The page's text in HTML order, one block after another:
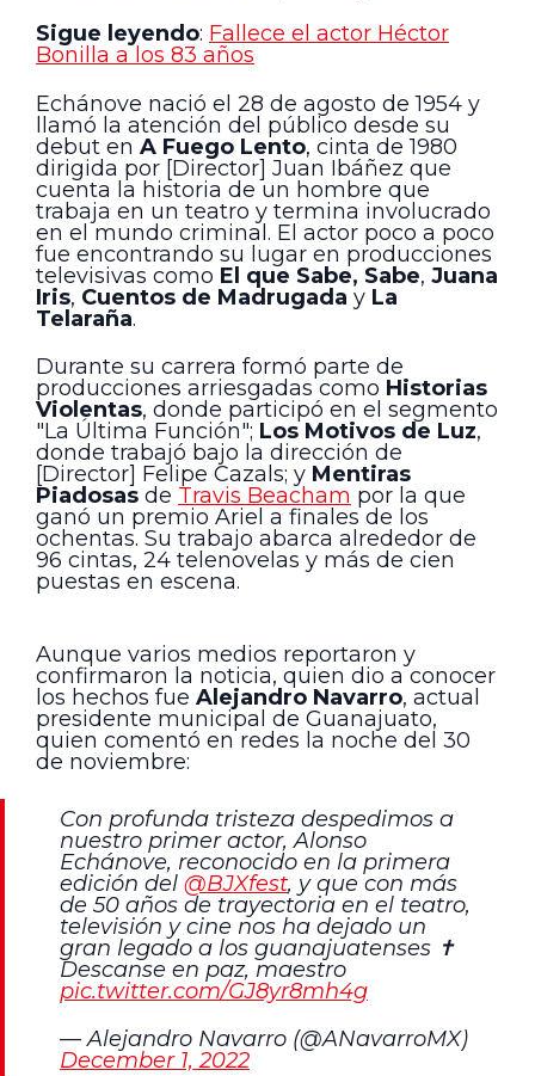
Sigue leyendo: Fallece el actor Héctor
Bonilla a los 83 años
Echánove nació el 28 de agosto de 1954 y
llamó la atención del público desde su
debut en A Fuego Lento, cinta de 1980
dirigida por [Director] Juan Ibáñez que
cuenta la historia de un hombre que
trabaja en un teatro y termina involucrado
en el mundo criminal. El actor poco a poco
fue encontrando su lugar en producciones
televisivas como El que Sabe, Sabe, Juana
Iris, Cuentos de Madrugada y La
Telaraña.
Durante su carrera formó parte de
producciones arriesgadas como Historias
Violentas, donde participó en el segmento
"La Última Función"; Los Motivos de Luz,
donde trabajó bajo la dirección de
[Director] Felipe Cazals; y Mentiras
Piadosas de Travis Beacham por la que
ganó un premio Ariel a finales de los
ochentas. Su trabajo abarca alrededor de
96 cintas, 24 telenovelas y más de cien
puestas en escena.
Aunque varios medios reportaron y
confirmaron la noticia, quien dio a conocer
los hechos fue Alejandro Navarro, actual
presidente municipal de Guanajuato,
quien comentó en redes la noche del 30
de noviembre:
Con profunda tristeza despedimos a
nuestro primer actor, Alonso
Echánove, reconocido en la primera
edición del @BJXfest, y que con más
de 50 años de trayectoria en el teatro,
televisión y cine nos ha dejado un
gran legado a los guanajuatenses ✝️
Descanse en paz, maestro
pic.twitter.com/GJ8yr8mh4g
— Alejandro Navarro (@ANavarroMX)
December 1, 2022